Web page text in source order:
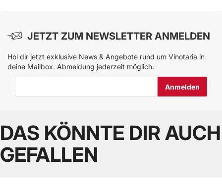
JETZT ZUM NEWSLETTER ANMELDEN
Hol dir jetzt exklusive News & Angebote rund um Vinotaria in
deine Mailbox. Abmeldung jederzeit möglich.
DAS KÖNNTE DIR AUCH
GEFALLEN